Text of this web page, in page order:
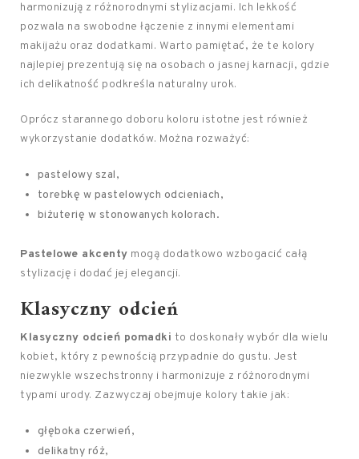
harmonizują z różnorodnymi stylizacjami. Ich lekkość
pozwala na swobodne łączenie z innymi elementami
makijażu oraz dodatkami. Warto pamiętać, że te kolory
najlepiej prezentują się na osobach o jasnej karnacji, gdzie
ich delikatność podkreśla naturalny urok.
Oprócz starannego doboru koloru istotne jest również
wykorzystanie dodatków. Można rozważyć:
pastelowy szal,
torebkę w pastelowych odcieniach,
biżuterię w stonowanych kolorach.
Pastelowe akcenty mogą dodatkowo wzbogacić całą
stylizację i dodać jej elegancji.
Klasyczny odcień
Klasyczny odcień pomadki to doskonały wybór dla wielu
kobiet, który z pewnością przypadnie do gustu. Jest
niezwykle wszechstronny i harmonizuje z różnorodnymi
typami urody. Zazwyczaj obejmuje kolory takie jak:
głęboka czerwień,
delikatny róż,